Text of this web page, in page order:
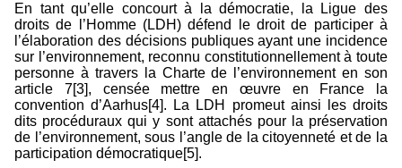
En tant qu’elle concourt à la démocratie, la Ligue des
droits de l’Homme (LDH) défend le droit de participer à
l’élaboration des décisions publiques ayant une incidence
sur l’environnement, reconnu constitutionnellement à toute
personne à travers la Charte de l’environnement en son
article 7[3], censée mettre en œuvre en France la
convention d’Aarhus[4]. La LDH promeut ainsi les droits
dits procéduraux qui y sont attachés pour la préservation
de l’environnement, sous l’angle de la citoyenneté et de la
participation démocratique[5].